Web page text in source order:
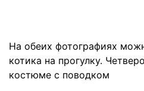
На обеих фотографиях
котика на прогулку.
костюме с поводком